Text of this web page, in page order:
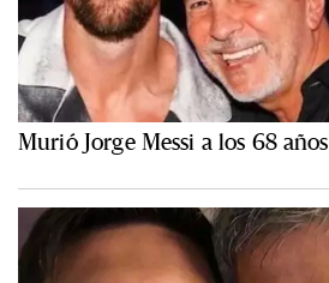
Murió Jorge Messi a los 68 años